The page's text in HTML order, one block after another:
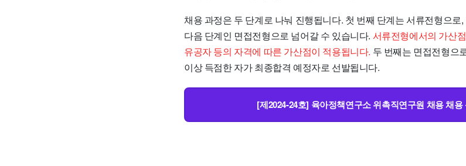
채용 과정은 두 단계로 나눠 진행됩니다. 첫 번째 단계는 서류전형으로
다음 단계인 면접전형으로 넘어갈 수 있습니다. 서류전형에서의 가산
유공자 등의 자격에 따른 가산점이 적용됩니다. 두 번째는 면접전형으
이상 득점한 자가 최종합격 예정자로 선발됩니다.
[제2024-24호] 육아정책연구소 위촉직연구원 채용 채